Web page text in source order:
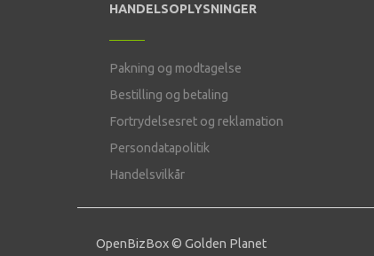
HANDELSOPLYSNINGER
Pakning og modtagelse
Bestilling og betaling
Fortrydelsesret og reklamation
Persondatapolitik
Handelsvilkår
OpenBizBox© Golden Planet